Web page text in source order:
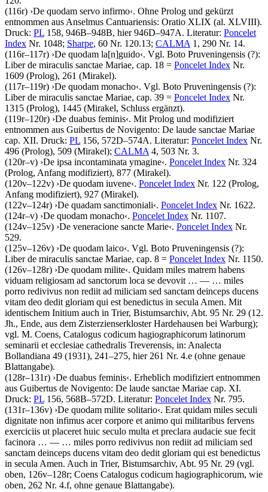
(116r) ›De quodam servo infirmo‹. Ohne Prolog und gekürzt
entnommen aus Anselmus Cantuariensis: Oratio XLIX (al. XLVIII).
Druck: PL 158, 946B–948B, hier 946D–947A. Literatur: Poncelet
Index Nr. 1048; Sharpe, 60 Nr. 120.13; CALMA 1, 290 Nr. 14.
(116r–117r) ›De quodam la[n]guido‹. Vgl. Boto Pruveningensis (?):
Liber de miraculis sanctae Mariae, cap. 18 = Poncelet Index Nr.
1609 (Prolog), 261 (Mirakel).
(117r–119r) ›De quodam monacho‹. Vgl. Boto Pruveningensis (?):
Liber de miraculis sanctae Mariae, cap. 39 = Poncelet Index Nr.
1315 (Prolog), 1445 (Mirakel, Schluss ergänzt).
(119r–120r) ›De duabus feminis‹. Mit Prolog und modifiziert
entnommen aus Guibertus de Novigento: De laude sanctae Mariae
cap. XII. Druck: PL 156, 572D–574A. Literatur: Poncelet Index Nr.
496 (Prolog), 509 (Mirakel); CALMA 4, 503 Nr. 3.
(120r–v) ›De ipsa incontaminata ymagine‹. Poncelet Index Nr. 324
(Prolog, Anfang modifiziert), 877 (Mirakel).
(120v–122v) ›De quodam iuvene‹. Poncelet Index Nr. 122 (Prolog,
Anfang modifiziert), 927 (Mirakel).
(122v–124r) ›De quadam sanctimoniali‹. Poncelet Index Nr. 1622.
(124r–v) ›De quodam monacho‹. Poncelet Index Nr. 1107.
(124v–125v) ›De veneracione sancte Marie‹. Poncelet Index Nr.
529.
(125v–126v) ›De quodam laico‹. Vgl. Boto Pruveningensis (?):
Liber de miraculis sanctae Mariae, cap. 8 = Poncelet Index Nr. 1150.
(126v–128r) ›De quodam milite‹. Quidam miles matrem habens
viduam religiosam ad sanctorum loca se devovit … — … miles
porro redivivus non rediit ad miliciam sed sanctam deinceps ducens
vitam deo dedit gloriam qui est benedictus in secula Amen. Mit
identischem Initium auch in Trier, Bistumsarchiv, Abt. 95 Nr. 29 (12.
Jh., Ende, aus dem Zisterzienserkloster Hardehausen bei Warburg);
vgl. M. Coens, Catalogus codicum hagiographicorum latinorum
seminarii et ecclesiae cathedralis Treverensis, in: Analecta
Bollandiana 49 (1931), 241–275, hier 261 Nr. 4.e (ohne genaue
Blattangabe).
(128r–131r) ›De duabus feminis‹. Erheblich modifiziert entnommen
aus Guibertus de Novigento: De laude sanctae Mariae cap. XI.
Druck: PL 156, 568B–572D. Literatur: Poncelet Index Nr. 795.
(131r–136v) ›De quodam milite solitario‹. Erat quidam miles seculi
dignitate non infimus acer corpore et animo qui militaribus fervens
exerciciis ut placeret huic seculo multa et preclara audacie sue fecit
facinora … — … miles porro redivivus non rediit ad miliciam sed
sanctam deinceps ducens vitam deo dedit gloriam qui est benedictus
in secula Amen. Auch in Trier, Bistumsarchiv, Abt. 95 Nr. 29 (vgl.
oben, 126v–128r; Coens Catalogus codicum hagiographicorum, wie
oben, 262 Nr. 4.f, ohne genaue Blattangabe).